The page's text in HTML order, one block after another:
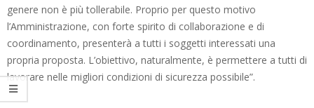
genere non è più tollerabile. Proprio per questo motivo
l’Amministrazione, con forte spirito di collaborazione e di
coordinamento, presenterà a tutti i soggetti interessati una
propria proposta. L’obiettivo, naturalmente, è permettere a tutti di
lavorare nelle migliori condizioni di sicurezza possibile”.